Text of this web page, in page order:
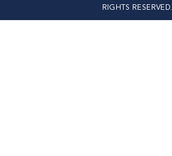
RIGHTS RESERVED.